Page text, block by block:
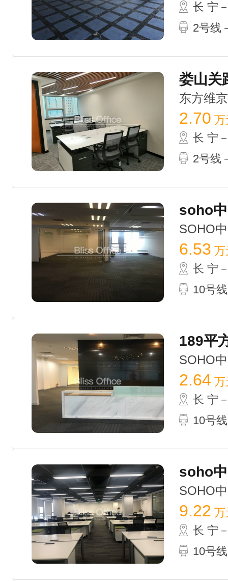
长 宁
2号线
娄山关
东方维
2.70 万
长 宁
2号线
soho
SOHO
6.53 万
长 宁
10号
189平
SOHO
2.64 万
长 宁
10号
soho
SOHO
9.22 万
长 宁
10号